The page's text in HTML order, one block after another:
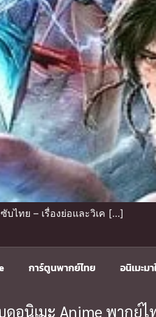
บไทย – เรื่องย่อและวิเค […]
การ์ตูนพากย์ไทย อนิเมะม
ดูอนิเมะ Anime พากย์